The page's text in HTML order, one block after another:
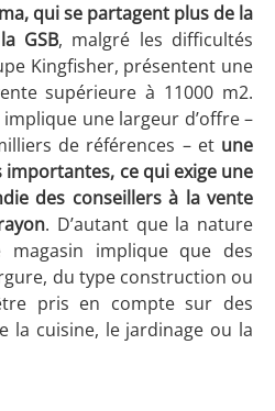
qui se partagent plus de la
GSB, malgré les difficultés
Kingfisher, présentent une
supérieure à 11000 m2.
une largeur d’offre –
de références – et une
ce qui exige une
des conseillers à la vente
. D’autant que la nature
implique que des
du type construction ou
pris en compte sur des
la cuisine, le jardinage ou la